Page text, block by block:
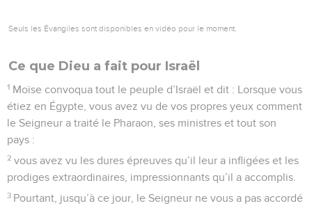
Seuls les Évangiles sont disponibles en vidéo pour le moment.
Ce que Dieu a fait pour Israël
1 Moïse convoqua tout le peuple d’Israël et dit : Lorsque vous
étiez en Égypte, vous avez vu de vos propres yeux comment
le Seigneur a traité le Pharaon, ses ministres et tout son
pays :
2 vous avez vu les dures épreuves qu’il leur a infligées et les
prodiges extraordinaires, impressionnants qu’il a accomplis.
3 Pourtant, jusqu’à ce jour, le Seigneur ne vous a pas accordé